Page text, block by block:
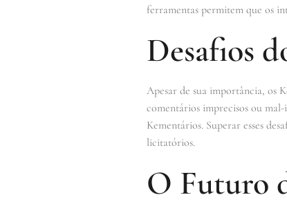
ferramentas permitem que os
Desafios
Apesar de sua importância, os
comentários imprecisos ou
Kementários. Superar esses
licitatórios.
O Futuro